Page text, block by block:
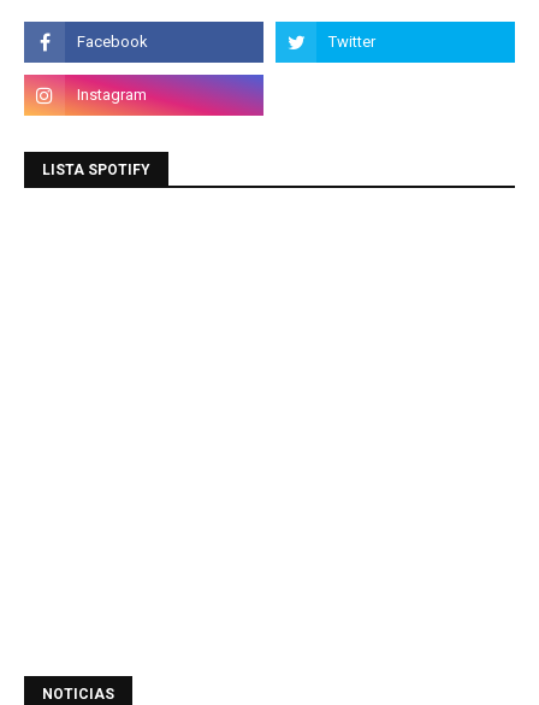
LISTA SPOTIFY
NOTICIAS